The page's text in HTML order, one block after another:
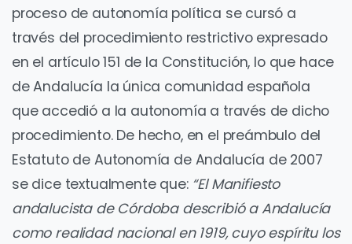
proceso de autonomía política se cursó a
través del procedimiento restrictivo expresado
en el artículo 151 de la Constitución, lo que hace
de Andalucía la única comunidad española
que accedió a la autonomía a través de dicho
procedimiento. De hecho, en el preámbulo del
Estatuto de Autonomía de Andalucía de 2007
se dice textualmente que: “El Manifiesto
andalucista de Córdoba describió a Andalucía
como realidad nacional en 1919, cuyo espíritu los